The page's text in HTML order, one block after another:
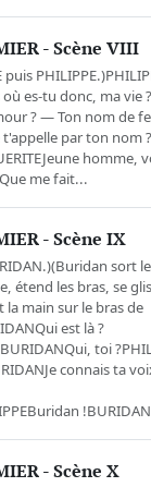
- Scène VIII
puis
où es-tu donc, ma vie
? — Ton nom de
par ton nom
homme,
me fait...
- Scène IX
sort
étend les bras, se
la main sur le bras de
est là ?
toi
connais ta
- Scène X